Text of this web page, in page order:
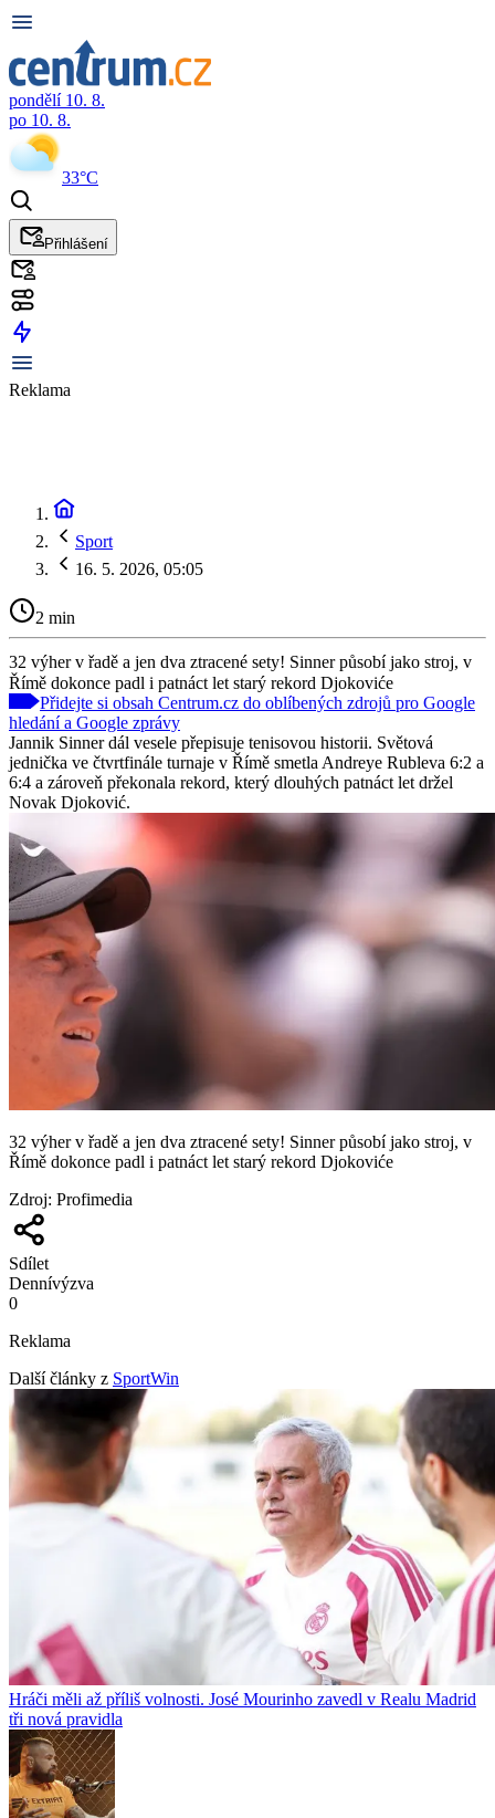
pondělí 10. 8.
po 10. 8.
33°C
Přihlášení
Reklama
Sport
16. 5. 2026, 05:05
2 min
32 výher v řadě a jen dva ztracené sety! Sinner působí jako stroj, v
Římě dokonce padl i patnáct let starý rekord Djokoviće
Přidejte si obsah Centrum.cz do oblíbených zdrojů pro Google
hledání a Google zprávy
Jannik Sinner dál vesele přepisuje tenisovou historii. Světová
jednička ve čtvrtfinále turnaje v Římě smetla Andreye Rubleva 6:2 a
6:4 a zároveň překonala rekord, který dlouhých patnáct let držel
Novak Djoković.
32 výher v řadě a jen dva ztracené sety! Sinner působí jako stroj, v
Římě dokonce padl i patnáct let starý rekord Djokoviće
Zdroj: Profimedia
Sdílet
Dennívýzva
0
Reklama
Další články z SportWin
Hráči měli až příliš volnosti. José Mourinho zavedl v Realu Madrid
tři nová pravidla